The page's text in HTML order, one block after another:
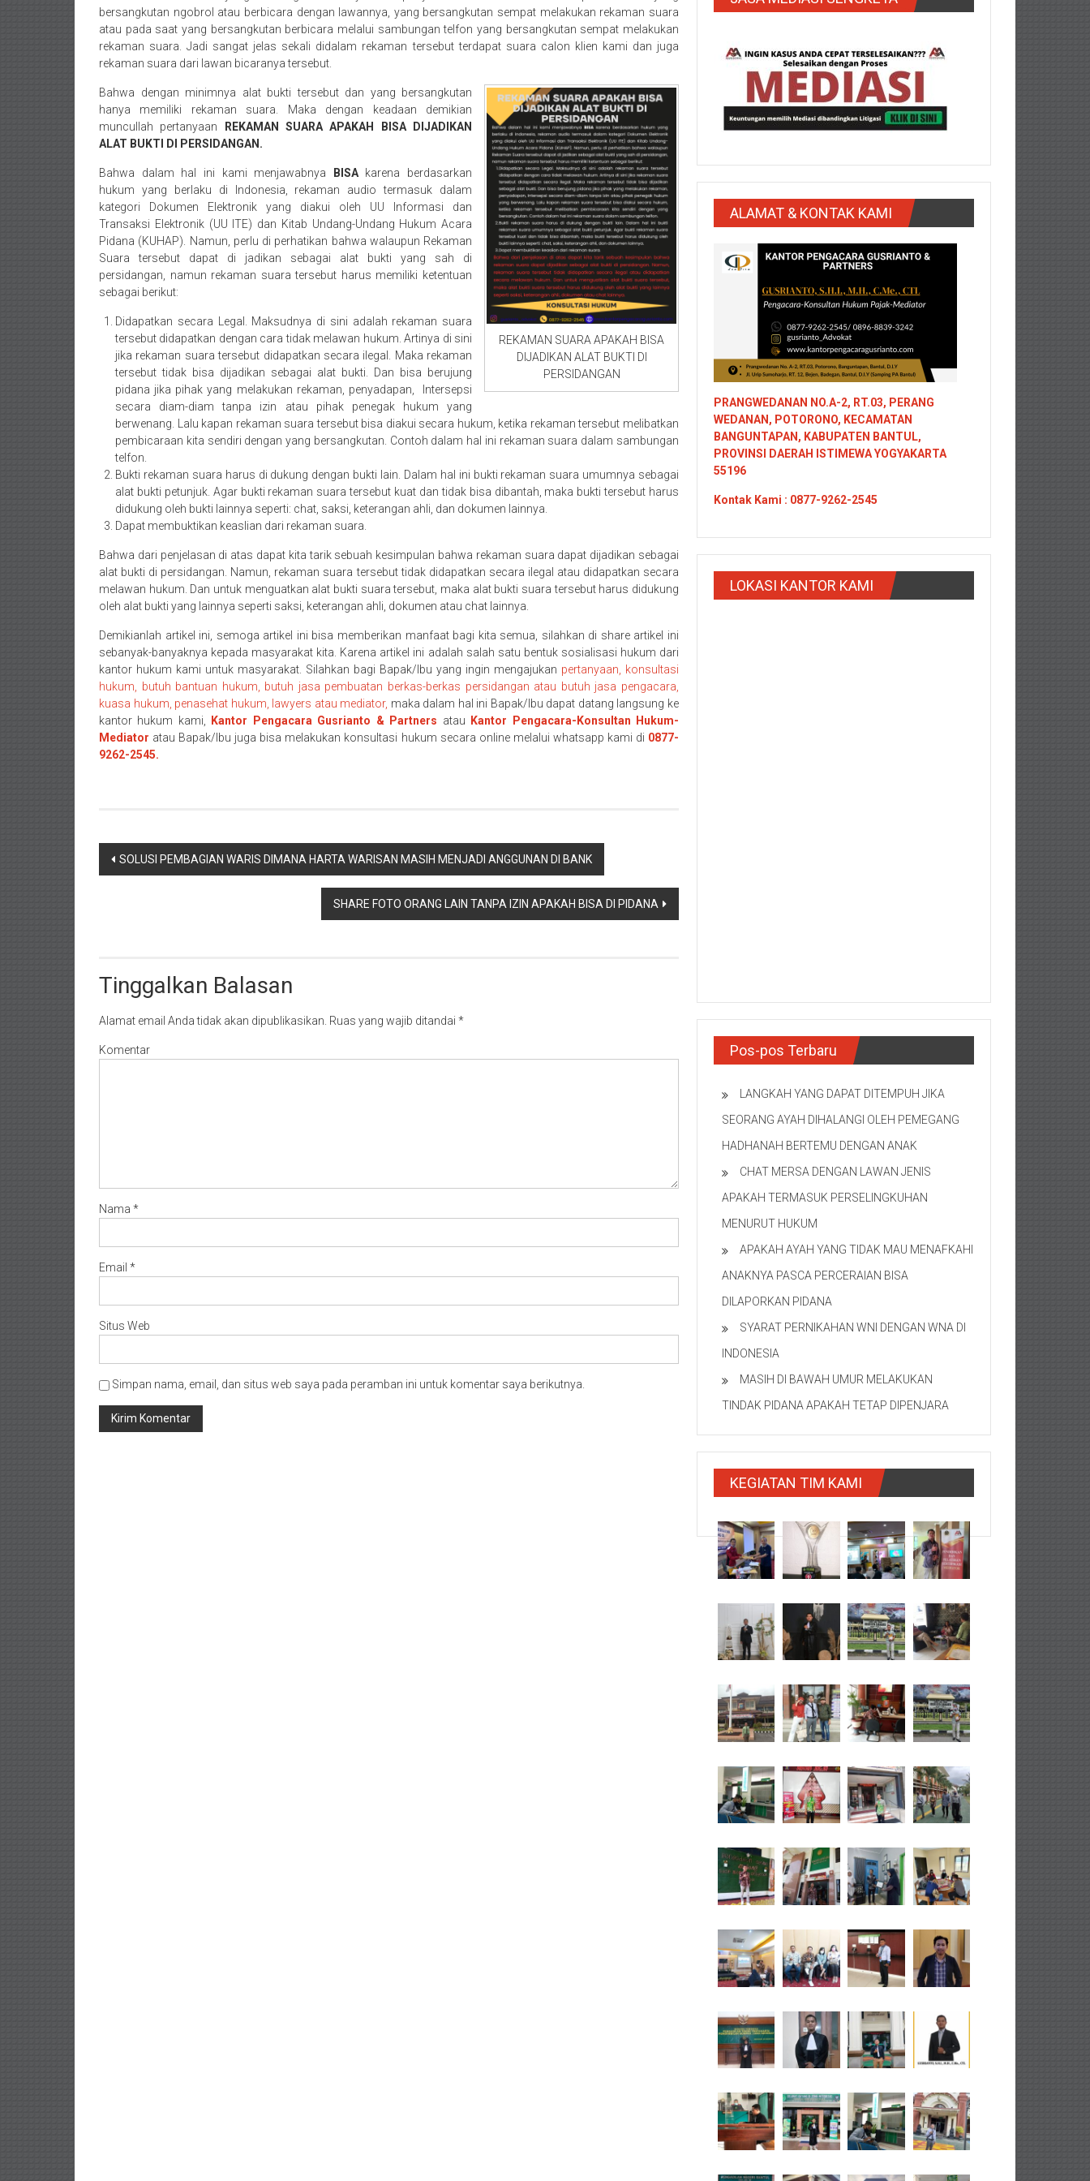
Bekasi/Jakarta
selatan/
Jakarta
Utara/
Pusat/
Karawang/
Lampung
Lampung
Timur/Lampung/
Jambi/
Bengkulu/
Medan/
Aceh/
Damasyaraya/
Solok/
Padang
Selatan/Padang
barat/
Padang
Utara/
Padang/
Sumatera
Barat/
Pariaman/
Bukittinggi/
Padang
panjang/
Kayutanam/
Baso/
Payakumbung/
Tanjung
pati/
Sarilamak/
Hulu
air/
Pasaman/
Pekanbaru/
Bangkinang/
NTT/
Balik
papan/
Barat/
jawa
Timur/
bersangkutan ngobrol atau berbicara dengan lawannya, yang bersangkutan sempat melakukan rekaman suara
atau pada saat yang bersangkutan berbicara melalui sambungan telfon yang bersangkutan sempat melakukan
rekaman suara. Jadi sangat jelas sekali didalam rekaman tersebut terdapat suara calon klien kami dan juga
rekaman suara dari lawan bicaranya tersebut.
REKAMAN SUARA APAKAH BISA
DIJADIKAN ALAT BUKTI DI
PERSIDANGAN
Bahwa dengan minimnya alat bukti tersebut dan yang bersangkutan
hanya memiliki rekaman suara. Maka dengan keadaan demikian
muncullah pertanyaan
REKAMAN SUARA APAKAH BISA DIJADIKAN
ALAT BUKTI DI PERSIDANGAN.
Bahwa dalam hal ini kami menjawabnya BISAkarena berdasarkan
hukum yang berlaku di Indonesia, rekaman audio termasuk dalam
kategori Dokumen Elektronik yang diakui oleh UU Informasi dan
Transaksi Elektronik (UU ITE) dan Kitab Undang-Undang Hukum Acara
Pidana (KUHAP). Namun, perlu di perhatikan bahwa walaupun Rekaman
Suara tersebut dapat di jadikan sebagai alat bukti yang sah di
persidangan, namun rekaman suara tersebut harus memiliki ketentuan
sebagai berikut:
Didapatkan secara Legal. Maksudnya di sini adalah rekaman suara
tersebut didapatkan dengan cara tidak melawan hukum. Artinya di sini
jika rekaman suara tersebut didapatkan secara ilegal. Maka rekaman
tersebut tidak bisa dijadikan sebagai alat bukti. Dan bisa berujung
pidana jika pihak yang melakukan rekaman, penyadapan, Intersepsi
secara diam-diam tanpa izin atau pihak penegak hukum yang
berwenang. Lalu kapan rekaman suara tersebut bisa diakui secara hukum, ketika rekaman tersebut melibatkan
pembicaraan kita sendiri dengan yang bersangkutan. Contoh dalam hal ini rekaman suara dalam sambungan
telfon.
Bukti rekaman suara harus di dukung dengan bukti lain. Dalam hal ini bukti rekaman suara umumnya sebagai
alat bukti petunjuk. Agar bukti rekaman suara tersebut kuat dan tidak bisa dibantah, maka bukti tersebut harus
didukung oleh bukti lainnya seperti: chat, saksi, keterangan ahli, dan dokumen lainnya.
Dapat membuktikan keaslian dari rekaman suara.
Bahwa dari penjelasan di atas dapat kita tarik sebuah kesimpulan bahwa rekaman suara dapat dijadikan sebagai
alat bukti di persidangan. Namun, rekaman suara tersebut tidak didapatkan secara ilegal atau didapatkan secara
melawan hukum. Dan untuk menguatkan alat bukti suara tersebut, maka alat bukti suara tersebut harus didukung
oleh alat bukti yang lainnya seperti saksi, keterangan ahli, dokumen atau chat lainnya.
Demikianlah artikel ini, semoga artikel ini bisa memberikan manfaat bagi kita semua, silahkan di share artikel ini
sebanyak-banyaknya kepada masyarakat kita. Karena artikel ini adalah salah satu bentuk sosialisasi hukum dari
kantor hukum kami untuk masyarakat. Silahkan bagi Bapak/Ibu yang ingin mengajukan pertanyaan, konsultasi
hukum, butuh bantuan hukum, butuh jasa pembuatan berkas-berkas persidangan atau butuh jasa pengacara,
kuasa hukum, penasehat hukum, lawyers atau mediator, maka dalam hal ini Bapak/Ibu dapat datang langsung ke
kantor hukum kami,
Kantor Pengacara Gusrianto & Partners atau
Kantor Pengacara-Konsultan Hukum-
Mediator atau Bapak/Ibu juga bisa melakukan konsultasi hukum secara online melalui whatsapp kami di 0877-
9262-2545.
Navigasi
SOLUSI PEMBAGIAN WARIS DIMANA HARTA WARISAN MASIH MENJADI ANGGUNAN DI BANK
SHARE FOTO ORANG LAIN TANPA IZIN APAKAH BISA DI PIDANA
Tinggalkan Balasan
Alamat email Anda tidak akan dipublikasikan. Ruas yang wajib ditandai *
Komentar
Nama *
Email *
Situs Web
Simpan nama, email, dan situs web saya pada peramban ini untuk komentar saya berikutnya.
ALAMAT & KONTAK KAMI
PRANGWEDANAN NO.A-2, RT.03, PERANG
WEDANAN, POTORONO, KECAMATAN
BANGUNTAPAN, KABUPATEN BANTUL,
PROVINSI DAERAH ISTIMEWA YOGYAKARTA
55196
Kontak Kami : 0877-9262-2545
LOKASI KANTOR KAMI
Pos-pos Terbaru
LANGKAH YANG DAPAT DITEMPUH JIKA
SEORANG AYAH DIHALANGI OLEH PEMEGANG
HADHANAH BERTEMU DENGAN ANAK
CHAT MERSA DENGAN LAWAN JENIS
APAKAH TERMASUK PERSELINGKUHAN
MENURUT HUKUM
APAKAH AYAH YANG TIDAK MAU MENAFKAHI
ANAKNYA PASCA PERCERAIAN BISA
DILAPORKAN PIDANA
SYARAT PERNIKAHAN WNI DENGAN WNA DI
INDONESIA
MASIH DI BAWAH UMUR MELAKUKAN
TINDAK PIDANA APAKAH TETAP DIPENJARA
KEGIATAN TIM KAMI